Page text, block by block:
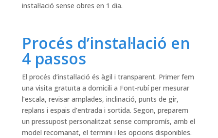
instal·lació sense obres en 1 dia.
Procés d’instal·lació en
4 passos
El procés d’instal·lació és àgil i transparent. Primer fem
una visita gratuïta a domicili a Font-rubí per mesurar
l’escala, revisar amplades, inclinació, punts de gir,
replans i espais d’entrada i sortida. Segon, preparem
un pressupost personalitzat sense compromís, amb el
model recomanat, el termini i les opcions disponibles.